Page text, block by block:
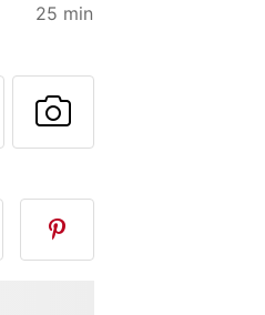
25 min
a un
esta página
Preguntar al
Publicar la